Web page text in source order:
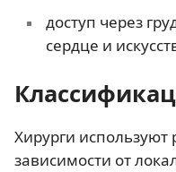
доступ через
сердце и
Хирурги
зависимости от